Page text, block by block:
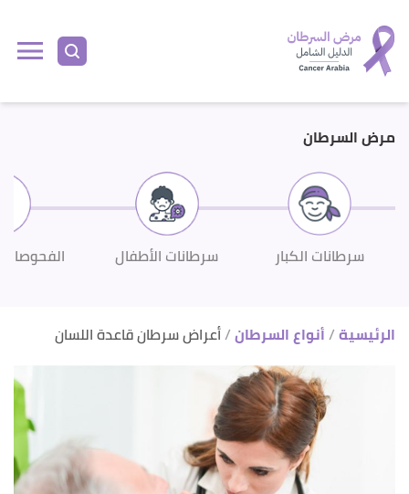
مرض السرطان
سرطانات الكبار سرطانات الأطفال
الرئيسية أنواع السرطان أعراض سرطان قاعدة اللسان